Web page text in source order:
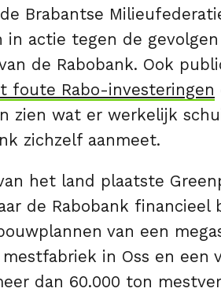
Brabantse
actie tegen de
de Rabobank. Ook
foute Rabo-investeringen
zien wat er werkelijk
zichzelf aanmeet.
het land plaatste
de Rabobank financieel
van een
in Oss en een
dan 60.000 ton